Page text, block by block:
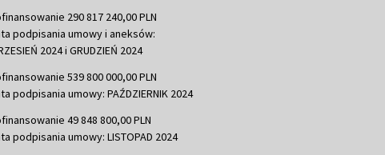
290 817 240,00 PLN
podpisania umowy i aneksów:
2024 i GRUDZIEŃ 2024
539 800 000,00 PLN
podpisania umowy: PAŹDZIERNIK 2024
49 848 800,00 PLN
podpisania umowy: LISTOPAD 2024